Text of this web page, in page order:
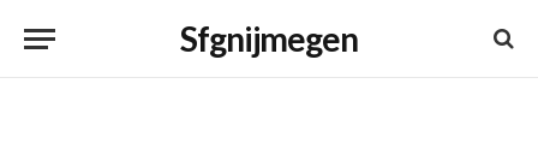
Sfgnijmegen